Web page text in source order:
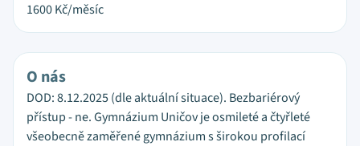
1600Kč/měsíc
O nás
DOD: 8.12.2025 (dle aktuální situace). Bezbariérový
přístup - ne. Gymnázium Uničov je osmileté a čtyřleté
všeobecně zaměřené gymnázium s širokou profilací